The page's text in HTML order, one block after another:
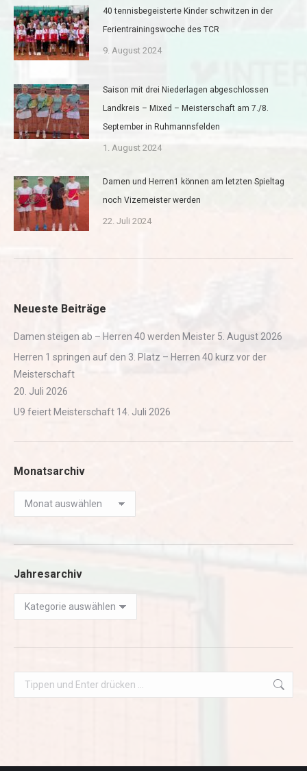
40 tennisbegeisterte Kinder schwitzen in der
Ferientrainingswoche des TCR
9. August 2024
Saison mit drei Niederlagen abgeschlossen
Landkreis – Mixed – Meisterschaft am 7./8.
September in Ruhmannsfelden
1. August 2024
Damen und Herren1 können am letzten Spieltag
noch Vizemeister werden
22. Juli 2024
Neueste Beiträge
Damen steigen ab – Herren 40 werden Meister 5. August 2026
Herren 1 springen auf den 3. Platz – Herren 40 kurz vor der
Meisterschaft
20. Juli 2026
U9 feiert Meisterschaft 14. Juli 2026
Monatsarchiv
Monatsarchiv
Jahresarchiv
Jahresarchiv
Search: